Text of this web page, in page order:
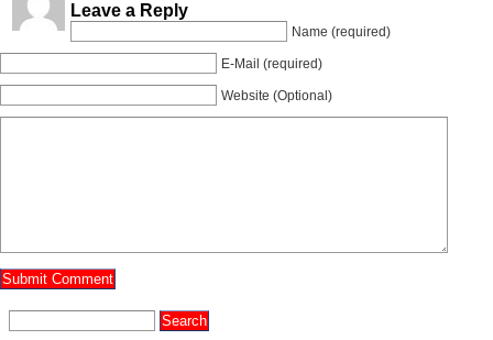
Leave a Reply
Name (required)
E-Mail (required)
Website (Optional)